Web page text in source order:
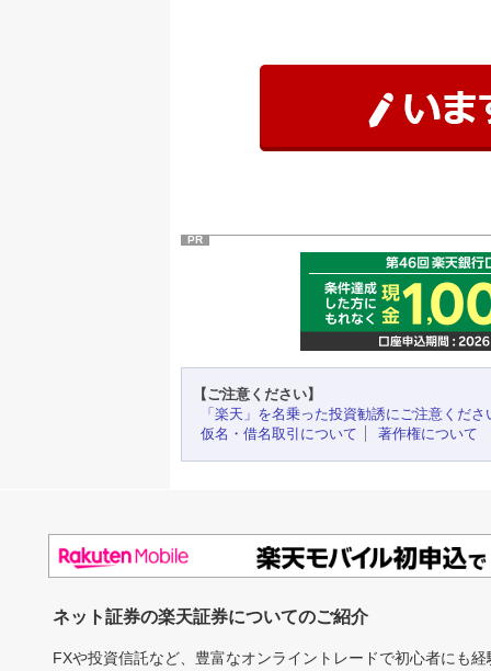
PR
【ご注意ください】
「楽天」を名乗った投資勧誘にご注意くださ
仮名・借名取引について
著作権について
ネット証券の楽天証券についてのご紹介
FXや投資信託など、豊富なオンライントレードで初心者にも